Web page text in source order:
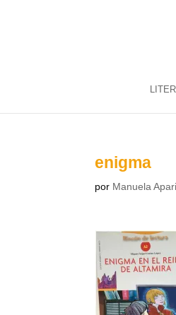
enigma
por Manuela